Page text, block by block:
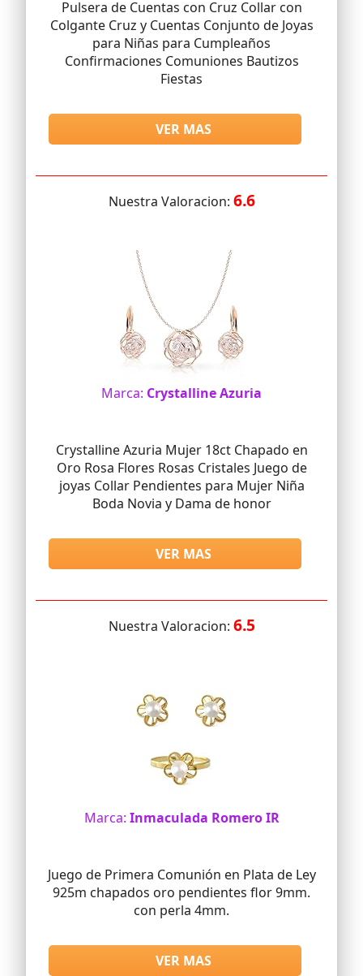
Pulsera de Cuentas con Cruz Collar con
Colgante Cruz y Cuentas Conjunto de Joyas
para Niñas para Cumpleaños
Confirmaciones Comuniones Bautizos
Fiestas
VER MAS
Nuestra Valoracion: 6.6
Marca: Crystalline Azuria
Crystalline Azuria Mujer 18ct Chapado en
Oro Rosa Flores Rosas Cristales Juego de
joyas Collar Pendientes para Mujer Niña
Boda Novia y Dama de honor
VER MAS
Nuestra Valoracion: 6.5
Marca: Inmaculada Romero IR
Juego de Primera Comunión en Plata de Ley
925m chapados oro pendientes flor 9mm.
con perla 4mm.
VER MAS